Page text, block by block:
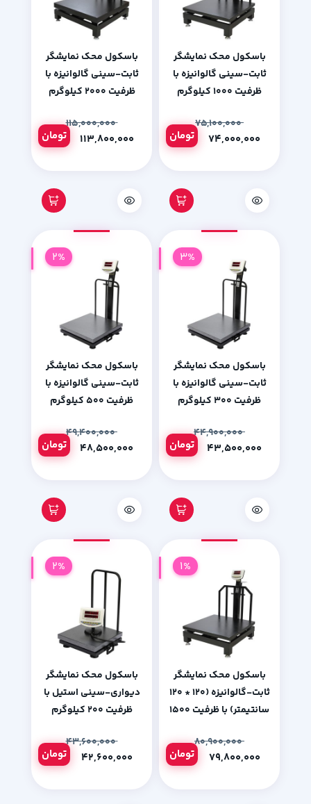
باسکول محک نمایشگر
ثابت-سینی گالوانیزه با
ظرفیت 1000 کیلوگرم
۷۵,۱۰۰,۰۰۰
تومان
باسکول محک نمایشگر
ثابت-سینی گالوانیزه با
ظرفیت 2000 کیلوگرم
۱۱۵,۰۰۰,۰۰۰
تومان
باسکول محک نمایشگر
ثابت-سینی گالوانیزه با
ظرفیت 300 کیلوگرم
۴۴,۹۰۰,۰۰۰
تومان
3%
باسکول محک نمایشگر
ثابت-سینی گالوانیزه با
ظرفیت 500 کیلوگرم
۴۹,۴۰۰,۰۰۰
تومان
2%
باسکول محک نمایشگر
ثابت-گالوانیزه (120 * 120
سانتیمتر) با ظرفیت 1500
۸۰,۹۰۰,۰۰۰
تومان
1%
باسکول محک نمایشگر
دیواری-سینی استیل با
ظرفیت 200 کیلوگرم
۴۳,۶۰۰,۰۰۰
تومان
2%